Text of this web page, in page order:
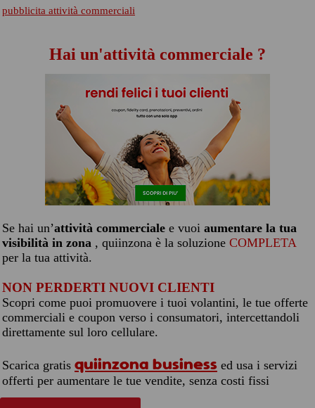
pubblicita attività commerciali
Hai un'attività commerciale ?
Se hai un’attività commerciale e vuoi aumentare la tua
visibilità in zona , quiinzona è la soluzione COMPLETA
per la tua attività.
NON PERDERTI NUOVI CLIENTI
Scopri come puoi promuovere i tuoi volantini, le tue offerte
commerciali e coupon verso i consumatori, intercettandoli
direttamente sul loro cellulare.
Scarica gratis quiinzona business ed usa i servizi
offerti per aumentare le tue vendite, senza costi fissi